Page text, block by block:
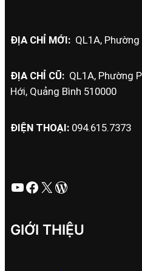
ĐỊA CHỈ MỚI:QL1A, Phường
ĐỊA CHỈ CŨ:QL1A, Phường
Hới, Quảng Bình 510000
ĐIỆN THOẠI:094.615.7373
Youtube Facebook X WordPress
GIỚI THIỆU